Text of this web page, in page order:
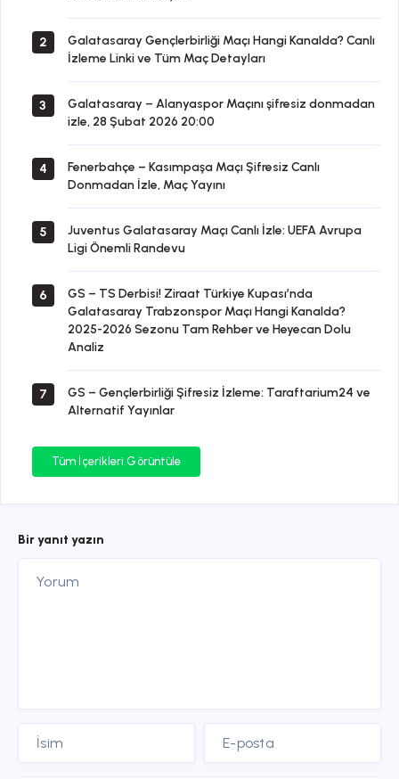
2
Galatasaray Gençlerbirliği Maçı Hangi Kanalda? Canlı
İzleme Linki ve Tüm Maç Detayları
3
Galatasaray – Alanyaspor Maçını şifresiz donmadan
izle, 28 Şubat 2026 20:00
4
Fenerbahçe – Kasımpaşa Maçı Şifresiz Canlı
Donmadan İzle, Maç Yayını
5
Juventus Galatasaray Maçı Canlı İzle: UEFA Avrupa
Ligi Önemli Randevu
6
GS – TS Derbisi! Ziraat Türkiye Kupası’nda
Galatasaray Trabzonspor Maçı Hangi Kanalda?
2025-2026 Sezonu Tam Rehber ve Heyecan Dolu
Analiz
7
GS – Gençlerbirliği Şifresiz İzleme: Taraftarium24 ve
Alternatif Yayınlar
Tüm İçerikleri Görüntüle
Bir yanıt yazın